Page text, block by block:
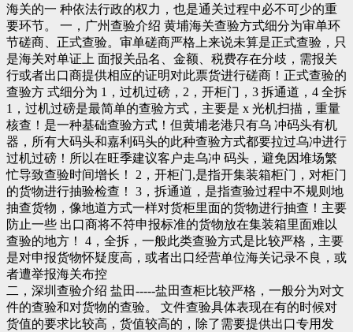
海关的一 种依法行政的权力，也是通关过程中必不可少的重
要环节。 一，广州查验介绍 黄埔海关查验方式细分为审单环
节磋商、正式查验。审单磋商严格上来说未算是正式查验，只
是海关对单证上 面报关品名、金额、税费存在分歧，需报关
行或者出口商提供相应的证明对此票货进行磋商！正式查验的
查验方 式细分为 1，过机过磅，2，开柜门，3 拆通道，4 全拆
1，过机过磅是最简单的查验方式，主要是 x 光机扫描，重量
核查！是一种基础查验方式！但黄埔老港只有乌 冲码头有机
器，所有大码头和嘉利码头的此种查验方式都要拉过乌冲进行
过机过磅！所以在旺季建议客户走乌冲 码头，避免因堆场繁
忙导致查验时间增长！ 2，开柜门,是指开集装箱柜门，对柜门
的货物进行抽验检查！ 3，拆通道，是指查验过程中不规则地
抽查货物，像地道方式一样对货柜里面的货物进行抽查！主要
防止一些 出口商将不符申报标准的货物放在集装箱里面难以
查验的地方！ 4，全拆，一般此类查验方式是比较严格，主要
是对申报货物怀疑度高，或者出口经营单位海关记录不良，或
者遭举报海关布控
二，深圳查验介绍 盐田-----盐田查柜比较严格，一般分为对文
件的查验和对货物的查验。 文件查验具体表现在有的时候对
货值的要求比较高，货值较高的，除了需要提供出口专用发